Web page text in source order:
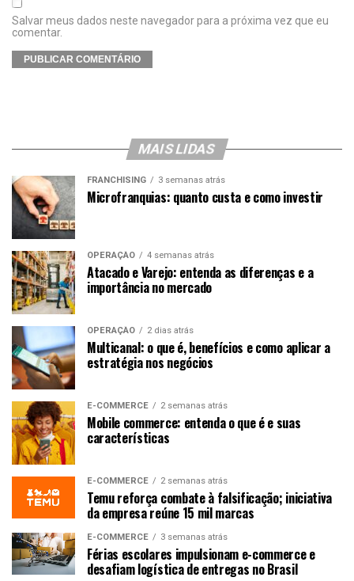
Salvar meus dados neste navegador para a próxima vez que eu
comentar.
MAIS LIDAS
FRANCHISING 3 semanas atrás
Microfranquias: quanto custa e como investir
OPERAÇÃO 4 semanas atrás
Atacado e Varejo: entenda as diferenças e a
importância no mercado
OPERAÇÃO 2 dias atrás
Multicanal: o que é, benefícios e como aplicar a
estratégia nos negócios
E-COMMERCE 2 semanas atrás
Mobile commerce: entenda o que é e suas
características
E-COMMERCE 2 semanas atrás
Temu reforça combate à falsificação; iniciativa
da empresa reúne 15 mil marcas
E-COMMERCE 3 semanas atrás
Férias escolares impulsionam e-commerce e
desafiam logística de entregas no Brasil